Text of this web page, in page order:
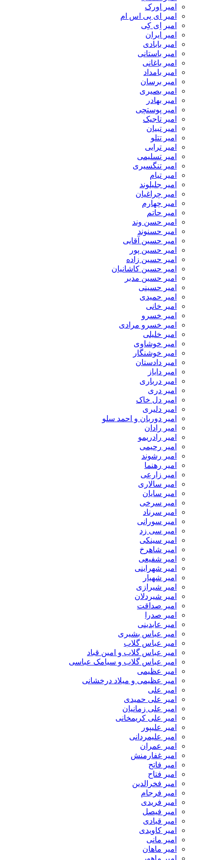
امیر اورک
امیر ای پی اس ام
امیر اِی کِی
امیر ایران
امیر بابادی
امیر باستانی
امیر باغانی
امیر بامداد
امیر برسان
امیر بصیری
امیر بهادر
امیر پوستچی
امیر تاجیک
امیر تبیان
امیر تتلو
امیر ترابی
امیر تسلیمی
امیر تنگسیری
امیر تیام
امیر جلیلوند
امیر چراغیان
امیر چهارم
امیر حاتم
امیر حسن وند
امیر حسنوند
امیر حسین آقایی
امیر حسین پور
امیر حسین زاده
امیر حسین کاشانیان
امیر حسین مدبر
امیر حسینی
امیر حمیدی
امیر خانی
امیر خسرو
امیر خسرو مرادی
امیر خلیلی
امیر خوشاوی
امیر خوشنگار
امیر دادستان
امیر دایاز
امیر درباری
امیر دری
امیر دل خاک
امیر دلیری
امیر دوربان و احمد سلو
امیر رادان
امیر رادریمو
امیر رحیمی
امیر رشوند
امیر رهنما
امیر زارعی
امیر سالاری
امیر سایان
امیر سرخی
امیر سرناد
امیر سورانی
امیر سی زد
امیر سینکی
امیر شاهرخ
امیر شفیعی
امیر شهراینی
امیر شهیار
امیر شیرازی
امیر شیردلان
امیر صداقت
امیر صدرا
امیر عابدینی
امیر عباس بشیری
امیر عباس گلاب
امیر عباس گلاب و امین قباد
امیر عباس گلاب و سیامک عباسی
امیر عظیمی
امیر عظیمی و میلاد درخشانی
امیر علی
امیر علی حمیدی
امیر علی زمانیان
امیر علی کریمخانی
امیر علیپور
امیر علیمردانی
امیر عمران
امیر غفارمنش
امیر فاتح
امیر فتاح
امیر فخرالدین
امیر فرجام
امیر فریدی
امیر فیصل
امیر قبادی
امیر کاویدی
امیر مانی
امیر ماهان
امیر ماهور